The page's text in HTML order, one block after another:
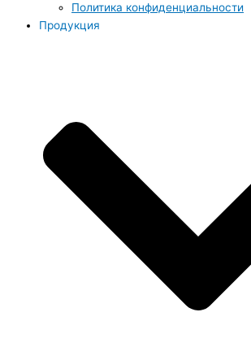
Политика конфиденциальности
Продукция